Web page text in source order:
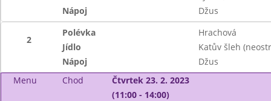
Nápoj
Džus
2
Polévka
Hrachová
Jídlo
Katův šleh
Nápoj
Džus
Menu
Chod
Čtvrtek 23. 2. 2023
(11:00 - 14:00)